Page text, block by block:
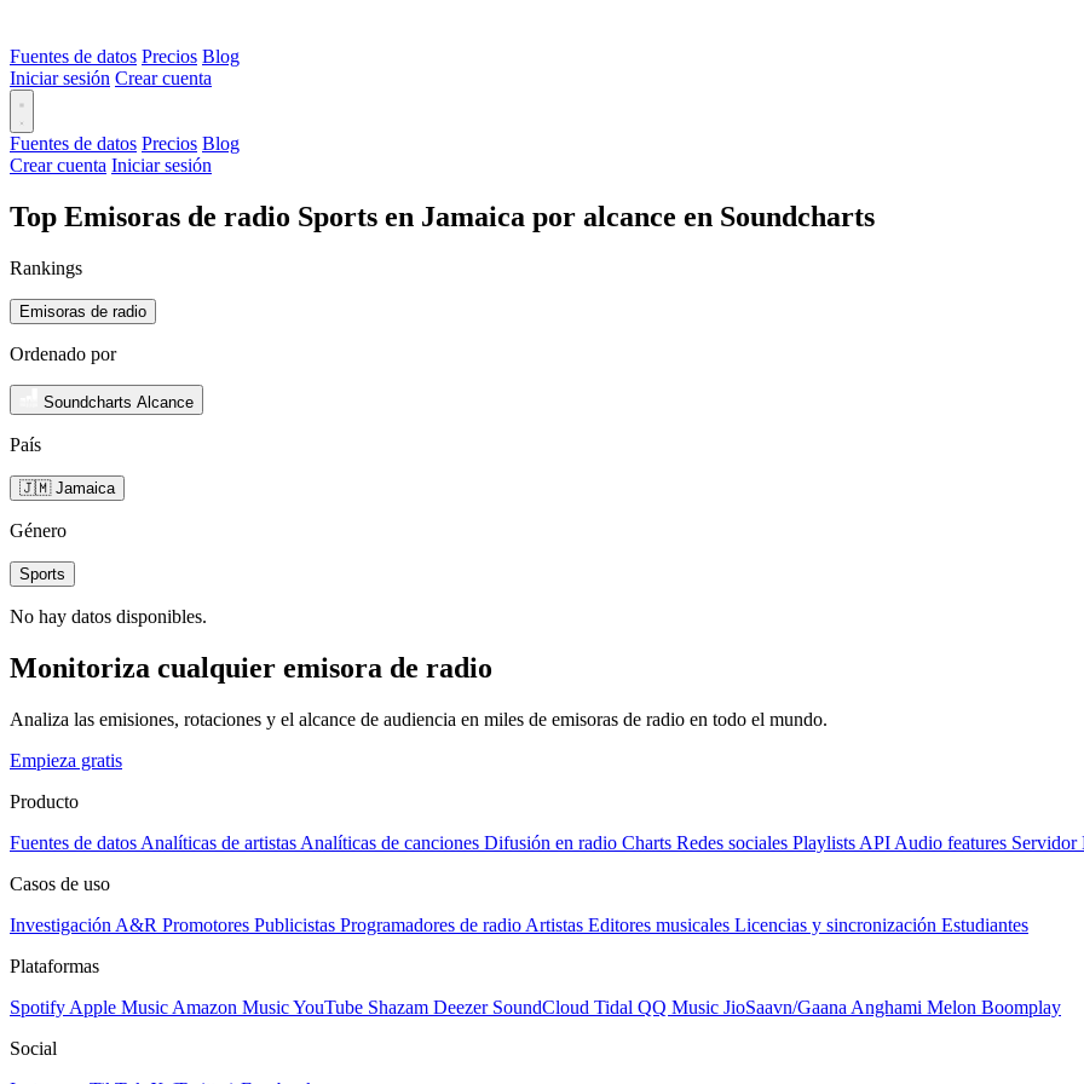
Fuentes de datos Precios Blog
Iniciar sesión Crear cuenta
Fuentes de datos Precios Blog
Crear cuenta Iniciar sesión
Top Emisoras de radio Sports en Jamaica por alcance en Soundcharts
Rankings
Emisoras de radio
Ordenado por
Soundcharts Alcance
País
🇯🇲 Jamaica
Género
Sports
No hay datos disponibles.
Monitoriza cualquier emisora de radio
Analiza las emisiones, rotaciones y el alcance de audiencia en miles de emisoras de radio en todo el mundo.
Empieza gratis
Producto
Fuentes de datos Analíticas de artistas Analíticas de canciones Difusión en radio Charts Redes sociales Playlists API Audio features Servidor
Casos de uso
Investigación A&R Promotores Publicistas Programadores de radio Artistas Editores musicales Licencias y sincronización Estudiantes
Plataformas
Spotify Apple Music Amazon MusicYouTube Shazam Deezer SoundCloud Tidal QQ Music JioSaavn/Gaana Anghami Melon Boomplay
Social